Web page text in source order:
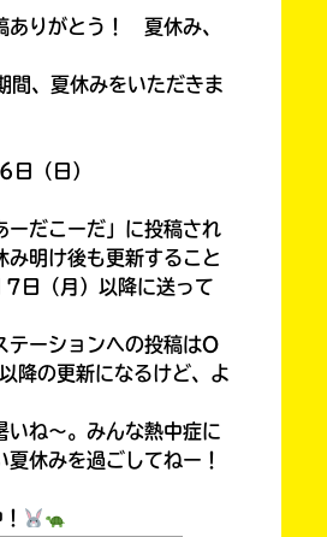
ありがとう！ 夏休み、
間、夏休みをいただきま
（日）
ーだこーだ」に投稿され
み明け後も更新すること
日（月）以降に送って
テーションへの投稿はO
の更新になるけど、よ
いね～。みんな熱中症に
夏休みを過ごしてねー！